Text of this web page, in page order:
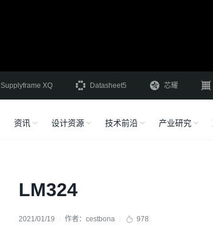
Supplyframe XQ Datasheet5 芯耀
资讯 设计资源 技术前沿 产业研究
LM324
2021/01/19 作者： cestbona 978